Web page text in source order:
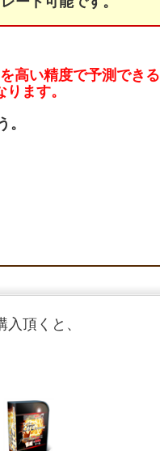
高い精度で予測できる
ます。
頂くと、